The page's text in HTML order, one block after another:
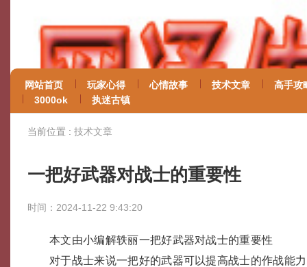
网站首页 玩家心得 心情故事 技术文章
高手攻
3000ok
执迷古镇
当前位置 : 技术文章
一把好武器对战士的重要性
时间：2024-11-22 9:43:20
本文由小编解轶丽一把好武器对战士的重要性
对于战士来说一把好的武器可以提高战士的作战能